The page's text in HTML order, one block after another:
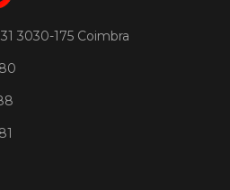
3030-175 Coimbra